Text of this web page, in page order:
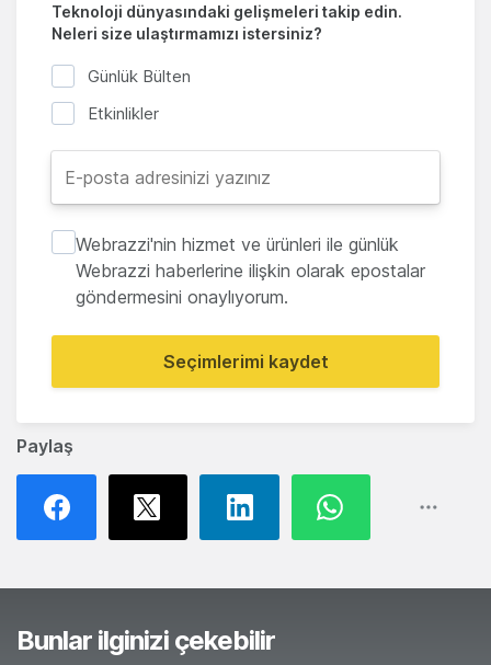
Paylaş
Teknoloji dünyasındaki gelişmeleri takip edin.
Neleri size ulaştırmamızı istersiniz?
Günlük Bülten
Etkinlikler
Webrazzi'nin hizmet ve ürünleri ile günlük
Webrazzi haberlerine ilişkin olarak epostalar
göndermesini onaylıyorum.
Seçimlerimi kaydet
Bunlar ilginizi çekebilir